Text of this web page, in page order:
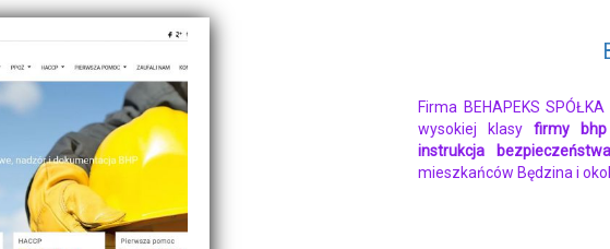
Firma BEHAPEKS
wysokiej klasyfirmy bhp
instrukcja
mieszkańców Będzina i